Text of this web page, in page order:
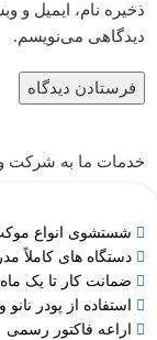
ذخیره نام، ایمیل و
دیدگاهی می‌نویسم.
خدمات ما به شرکت و
شستشوی انواع
دستگاه های کاملاً
ضمانت کار تا یک
استفاده از پودر
اراعه فاکتور رسمی